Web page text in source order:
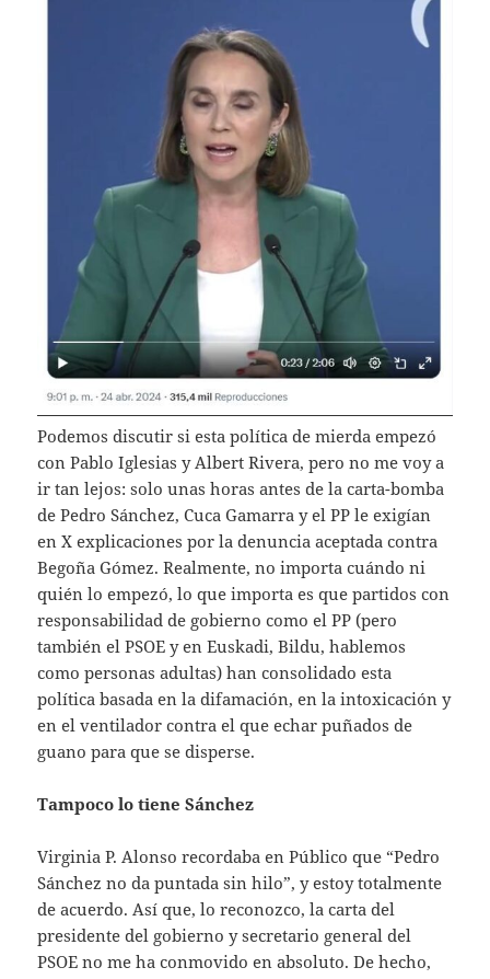
Podemos discutir si esta política de mierda empezó
con Pablo Iglesias y Albert Rivera, pero no me voy a
ir tan lejos: solo unas horas antes de la carta-bomba
de Pedro Sánchez, Cuca Gamarra y el PP le exigían
en X explicaciones por la denuncia aceptada contra
Begoña Gómez. Realmente, no importa cuándo ni
quién lo empezó, lo que importa es que partidos con
responsabilidad de gobierno como el PP (pero
también el PSOE y en Euskadi, Bildu, hablemos
como personas adultas) han consolidado esta
política basada en la difamación, en la intoxicación y
en el ventilador contra el que echar puñados de
guano para que se disperse.
Tampoco lo tiene Sánchez
Virginia P. Alonso recordaba en Público que “Pedro
Sánchez no da puntada sin hilo”, y estoy totalmente
de acuerdo. Así que, lo reconozco, la carta del
presidente del gobierno y secretario general del
PSOE no me ha conmovido en absoluto. De hecho,